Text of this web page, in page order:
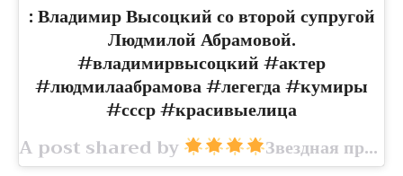
: Владимир Высоцкий со второй супругой
Людмилой Абрамовой.
#владимирвысоцкий #актер
#людмилаабрамова #легегда #кумиры
#ссср #красивыелица
A post shared by
Звездная пресса